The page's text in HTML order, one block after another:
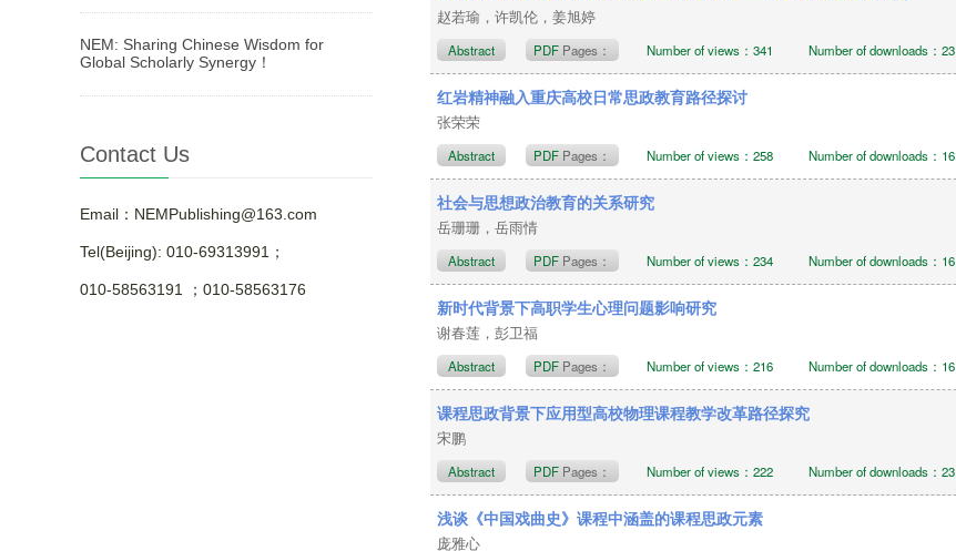
NEM: Sharing Chinese Wisdom for
Global Scholarly Synergy！
Contact Us
Email：NEMPublishing@163.com
Tel(Beijing): 010-69313991；
010-58563191 ；010-58563176
赵若瑜，许凯伦，姜旭婷
Abstract PDF Pages： Number of views：341 Number of downloads：23
红岩精神融入重庆高校日常思政教育路径探讨
张荣荣
Abstract PDF Pages： Number of views：258 Number of downloads：16
社会与思想政治教育的关系研究
岳珊珊，岳雨情
Abstract PDF Pages： Number of views：234 Number of downloads：16
新时代背景下高职学生心理问题影响研究
谢春莲，彭卫福
Abstract PDF Pages： Number of views：216 Number of downloads：16
课程思政背景下应用型高校物理课程教学改革路径探究
宋鹏
Abstract PDF Pages： Number of views：222 Number of downloads：23
浅谈《中国戏曲史》课程中涵盖的课程思政元素
庞雅心